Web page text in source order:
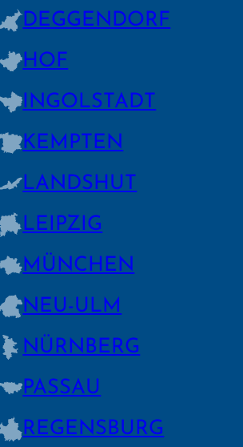
DEGGEN­DORF
HOF
INGOLSTADT
KEMPTEN
LANDSHUT
LEIPZIG
MÜNCHEN
NEU-ULM
NÜRNBERG
PASSAU
REGENS­BURG